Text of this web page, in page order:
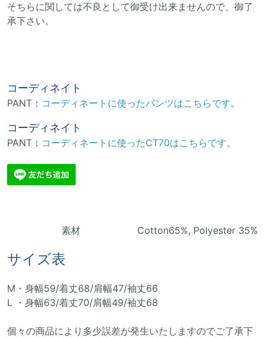
そちらに関しては不良として御受け出来ませんので、御了
承下さい。
コーディネイト
PANT： コーディネートに使ったパンツはこちらです。
コーディネイト
PANT： コーディネートに使ったCT70はこちらです。
素材 Cotton65%, Polyester 35%
サイズ表
M・身幅59/着丈68/肩幅47/袖丈66
L ・身幅63/着丈70/肩幅49/袖丈68
個々の商品により多少誤差が発生いたしますのでご了承下